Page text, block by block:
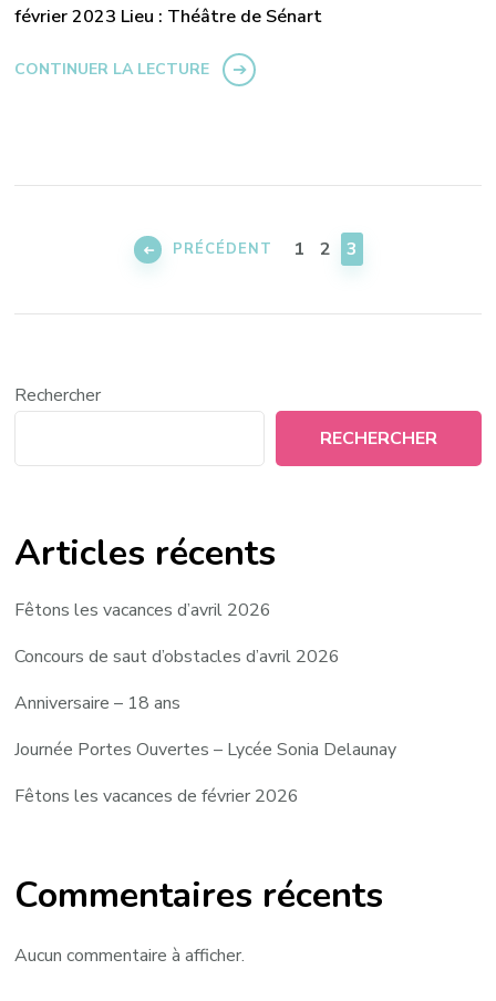
février 2023 Lieu : Théâtre de Sénart
CONTINUER LA LECTURE
PRÉCÉDENT PAGE
1 PAGE
2 PAGE
3
Rechercher
RECHERCHER
Articles récents
Fêtons les vacances d’avril 2026
Concours de saut d’obstacles d’avril 2026
Anniversaire – 18 ans
Journée Portes Ouvertes – Lycée Sonia Delaunay
Fêtons les vacances de février 2026
Commentaires récents
Aucun commentaire à afficher.